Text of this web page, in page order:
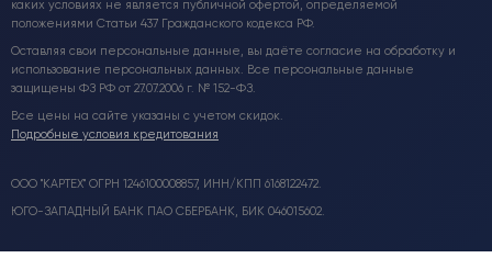
каких условиях не является публичной офертой, определяемой
положениями Статьи 437 Гражданского кодекса РФ.
Оставляя свои персональные данные, вы даёте согласие на обработку и
использование персональных данных. Все персональные данные
защищены ФЗ РФ от 27.07.2006 г. № 152-ФЗ.
Все цены на сайте указаны с учетом скидок.
Подробные условия кредитования
ООО "КАРТЕХ" ОГРН 1246100008857, ИНН/КПП 6168122472.
ЮГО-ЗАПАДНЫЙ БАНК ПАО СБЕРБАНК, БИК 046015602.